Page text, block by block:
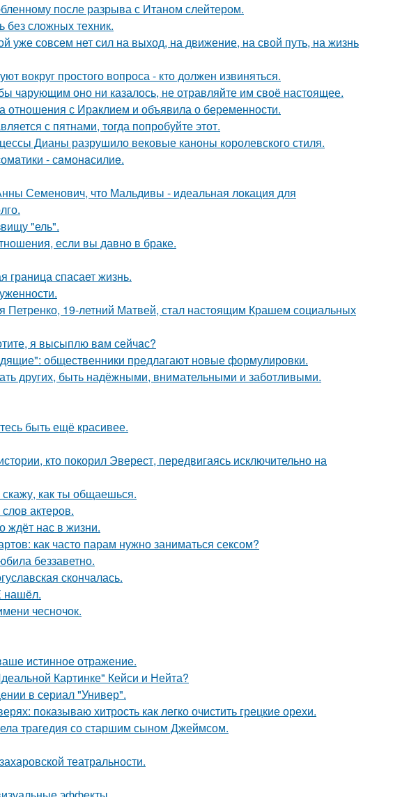
после разрыва с Итаном слейтером.
без сложных техник.
совсем нет сил на выход, на движение, на свой путь, на жизнь
вокруг простого вопроса - кто должен извиняться.
чарующим оно ни казалось, не отравляйте им своё настоящее.
отношения с Ираклием и объявила о беременности.
с пятнами, тогда попробуйте этот.
Дианы разрушило вековые каноны королевского стиля.
- сaмонaсилиe.
Семенович, что Мальдивы - идеальная локация для
"ель".
если вы давно в браке.
граница спасает жизнь.
19-летний Матвей, стал настоящим Крашем социальных
я высыплю вaм сейчaс?
общественники предлагают новые формулировки.
других, быть надёжными, внимательными и заботливыми.
быть ещё красивее.
кто покорил Эверест, передвигаясь исключительно на
как ты общаешься.
актеров.
ждёт нас в жизни.
как часто парам нужно заниматься сексом?
беззаветно.
скончалась.
нашёл.
чесночок.
истинное отражение.
Картинке" Кейси и Нейта?
в сериал "Универ".
показываю хитрость как легко очистить грецкие орехи.
трагедия со старшим сыном Джеймсом.
театральности.